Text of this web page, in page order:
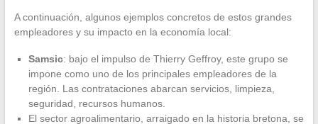
A continuación, algunos ejemplos concretos de estos grandes
empleadores y su impacto en la economía local:
Samsic: bajo el impulso de Thierry Geffroy, este grupo se
impone como uno de los principales empleadores de la
región. Las contrataciones abarcan servicios, limpieza,
seguridad, recursos humanos.
El sector agroalimentario, arraigado en la historia bretona, se